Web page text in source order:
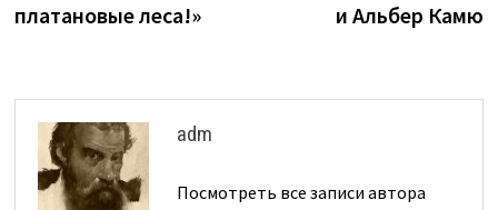
платановые леса!»
и Альбер Камю
adm
Посмотреть все записи автора